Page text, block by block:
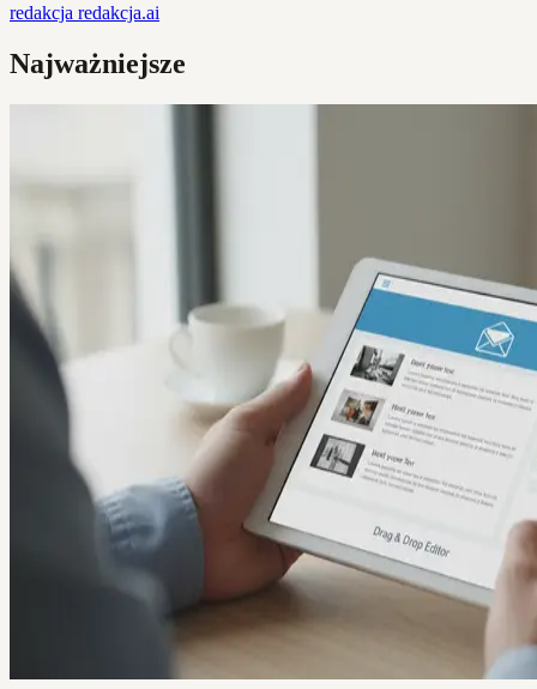
redakcja redakcja.ai
Najważniejsze